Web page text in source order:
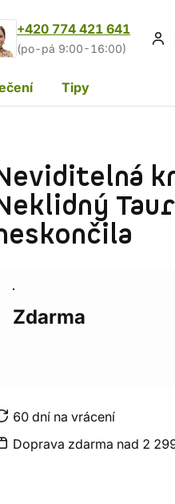
+420 774 421 641
(po-pá 9:00-16:00)
Tipy
Zdarma
60 dní na vrácení
Doprava zdarma nad 2